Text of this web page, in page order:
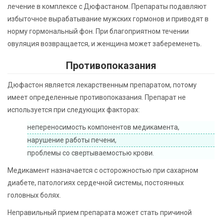
лечение в комплексе с Дюфастаном. Препараты подавляют
избыточное вырабатывание мужских гормонов и приводят в
норму гормональный фон. При благоприятном течении
овуляция возвращается, и женщина может забеременеть.
Противопоказания
Дюфастон является лекарственным препаратом, потому
имеет определенные противопоказания. Препарат не
используется при следующих факторах:
непереносимость компонентов медикамента,
нарушение работы печени,
проблемы со свертываемостью крови.
Медикамент назначается с осторожностью при сахарном
диабете, патологиях сердечной системы, постоянных
головных болях.
Неправильный прием препарата может стать причиной